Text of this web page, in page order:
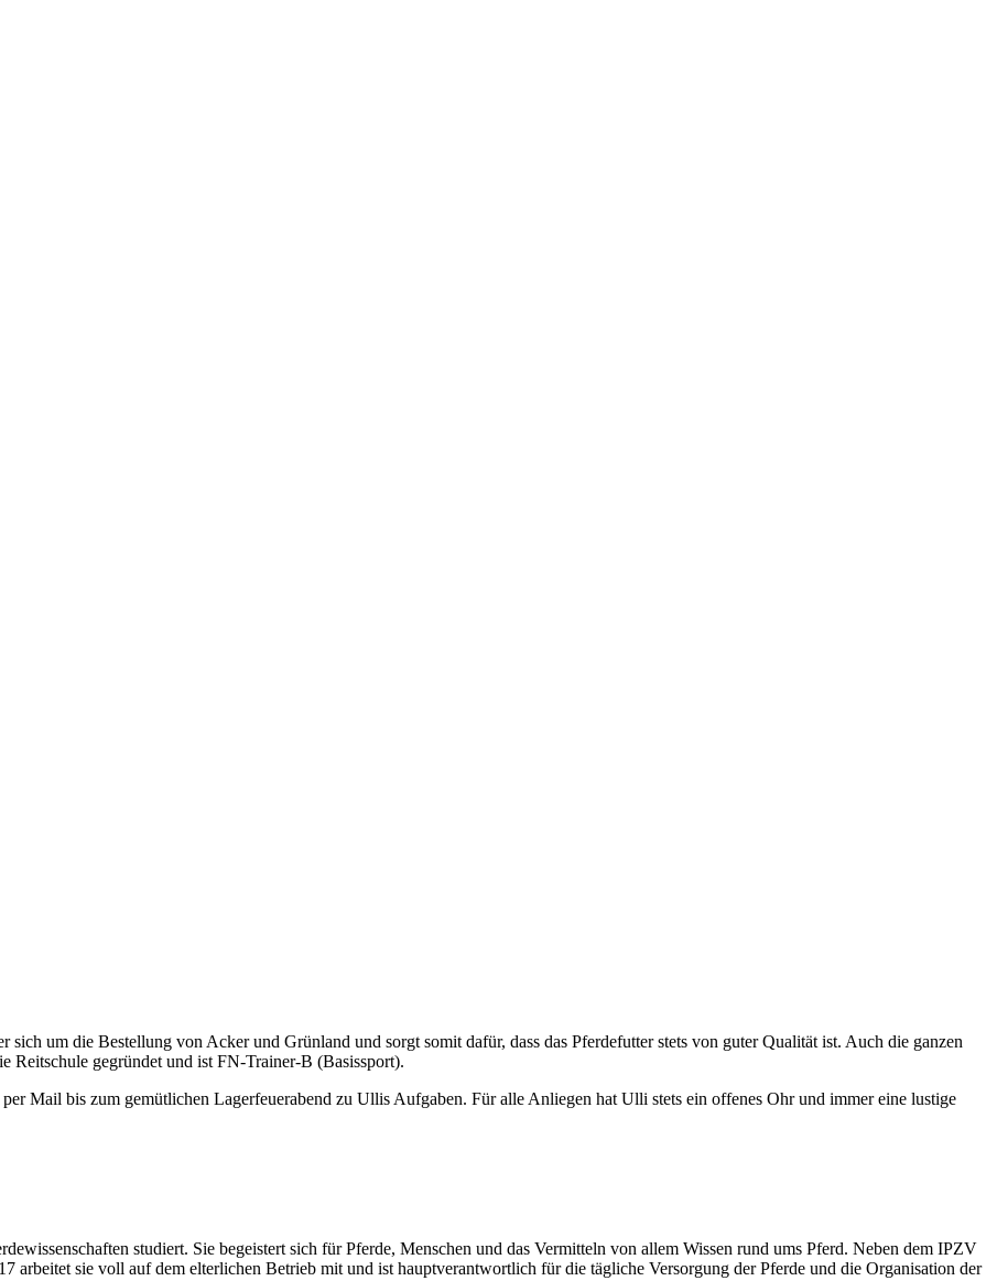
um die Bestellung von Acker und Grünland und sorgt somit dafür, dass das Pferdefutter stets von guter Qualität ist. Auch die ganzen
Reitschule gegründet und ist FN-Trainer-B (Basissport).
Mail bis zum gemütlichen Lagerfeuerabend zu Ullis Aufgaben. Für alle Anliegen hat Ulli stets ein offenes Ohr und immer eine lustige
studiert. Sie begeistert sich für Pferde, Menschen und das Vermitteln von allem Wissen rund ums Pferd. Neben dem IPZV
arbeitet sie voll auf dem elterlichen Betrieb mit und ist hauptverantwortlich für die tägliche Versorgung der Pferde und die Organisation der